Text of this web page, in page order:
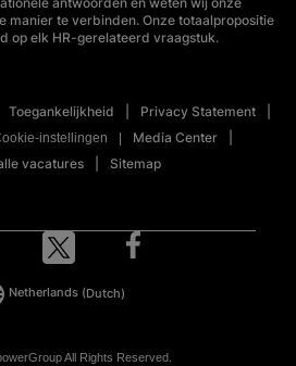
manier te verbinden. Onze totaalpropositie
op elk HR-gerelateerd vraagstuk.
Toegankelijkheid
Privacy Statement
instellingen
Media Center
vacatures
Sitemap
All Rights Reserved.
Netherlands (Dutch)